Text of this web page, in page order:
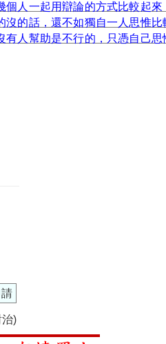
人一起用辯論的方式比較起來
的話，還不如獨自一人思惟比
有人幫助是不行的，只憑自己思
)